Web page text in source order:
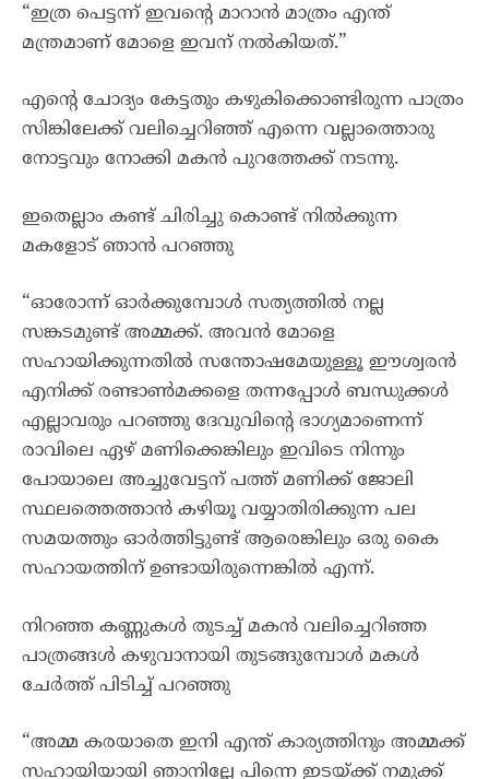
“ഇത്ര പെട്ടന്ന് ഇവന്റെ മാറാൻ മാത്രം എന്ത്
മന്ത്രമാണ് മോളെ ഇവന് നൽകിയത്.”
എന്റെ ചോദ്യം കേട്ടതും കഴുകിക്കൊണ്ടിരുന്ന പാത്രം
സിങ്കിലേക്ക് വലിച്ചെറിഞ്ഞ് എന്നെ വല്ലാത്തൊരു
നോട്ടവും നോക്കി മകൻ പുറത്തേക്ക് നടന്നു.
ഇതെല്ലാം കണ്ട് ചിരിച്ചു കൊണ്ട് നിൽക്കുന്ന
മകളോട് ഞാൻ പറഞ്ഞു
“ഓരോന്ന് ഓർക്കുമ്പോൾ സത്യത്തിൽ നല്ല
സങ്കടമുണ്ട് അമ്മക്ക്. അവൻ മോളെ
സഹായിക്കുന്നതിൽ സന്തോഷമേയുള്ളൂ ഈശ്വരൻ
എനിക്ക് രണ്ടാൺമക്കളെ തന്നപ്പോൾ ബന്ധുക്കൾ
എല്ലാവരും പറഞ്ഞു ദേവുവിന്റെ ഭാഗ്യമാണെന്ന്
രാവിലെ ഏഴ് മണിക്കെങ്കിലും ഇവിടെ നിന്നും
പോയാലെ അച്ചുവേട്ടന് പത്ത് മണിക്ക് ജോലി
സ്ഥലത്തെത്താൻ കഴിയൂ വയ്യാതിരിക്കുന്ന പല
സമയത്തും ഓർത്തിട്ടുണ്ട് ആരെങ്കിലും ഒരു കൈ
സഹായത്തിന് ഉണ്ടായിരുന്നെങ്കിൽ എന്ന്.
നിറഞ്ഞ കണ്ണുകൾ തുടച്ച് മകൻ വലിച്ചെറിഞ്ഞ
പാത്രങ്ങൾ കഴുവാനായി തുടങ്ങുമ്പോൾ മകൾ
ചേർത്ത് പിടിച്ച് പറഞ്ഞു
“അമ്മ കരയാതെ ഇനി എന്ത് കാര്യത്തിനും അമ്മക്ക്
സഹായിയായി ഞാനില്ലേ പിന്നെ ഇടയ്ക്ക് നമുക്ക്